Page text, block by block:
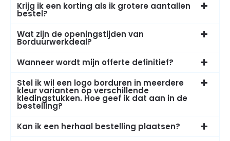
Krijg ik een korting als ik grotere aantallen
bestel?
Wat zijn de openingstijden van
Borduurwerkdeal?
Wanneer wordt mijn offerte definitief?
Stel ik wil een logo borduren in meerdere
kleur varianten op verschillende
kledingstukken. Hoe geef ik dat aan in de
bestelling?
Kan ik een herhaal bestelling plaatsen?